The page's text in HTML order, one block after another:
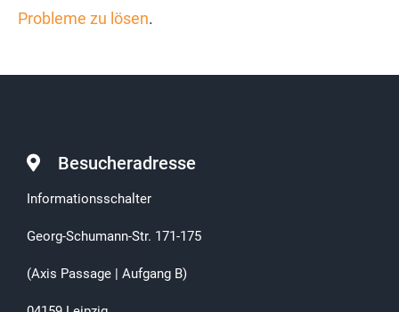
Probleme zu lösen.
Besucheradresse
Informationsschalter
Georg-Schumann-Str. 171-175
(Axis Passage | Aufgang B)